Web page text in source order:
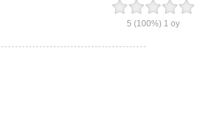
5 (100%) 1 oy